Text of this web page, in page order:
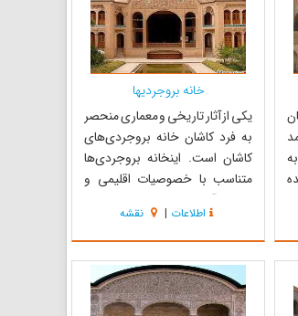
واقع شده و در تاریخ 8/12/1377 به
خانه بروجردیها
یکی از آثار تاریخی و معماری منحصر
به فرد کاشان خانه بروجردی‌های
کاشان است. اینخانه بروجردی‌ها
متناسب با خصوصیات اقلیمی و
شرایط آب و هوایی منطقه کویری
کاشان طراحی و ساخته شده، به گونه
ای که در گرمای شدید تابستان هوای
خنک و بسیار مطبوعی از طریق
بادگیرهای واقع در بالای پشت بام به
صورت طبیع...
اطلاعات | نقشه